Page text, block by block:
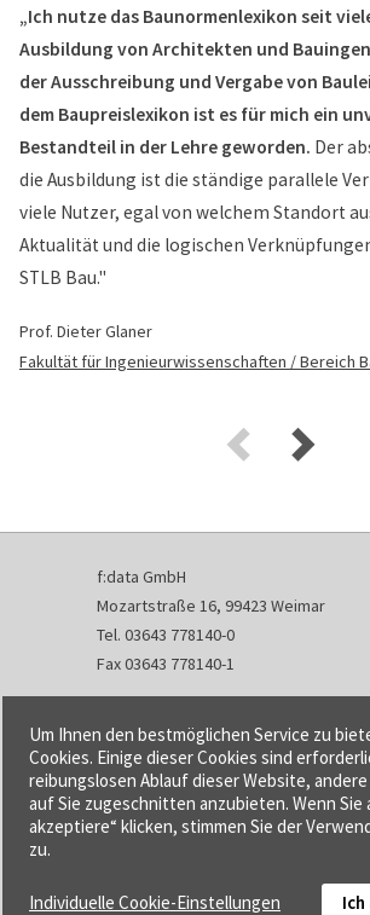
„Ich nutze das Baunormenlexikon seit
Ausbildung von Architekten und
der Ausschreibung und Vergabe von
dem Baupreislexikon ist es für mich ein
Bestandteil in der Lehre geworden. Der
die Ausbildung ist die ständige parallele
viele Nutzer, egal von welchem Standort
Aktualität und die logischen
STLB Bau."
Prof. Dieter Glaner
Fakultät für Ingenieurwissenschaften / Bereich
f:data GmbH
Mozartstraße 16, 99423 Weimar
Tel. 03643 778140-0
Fax 03643 778140-1
info@fdata.de
Kontakt
Impressum
Datenschutzerklärung
Urheberrecht und Haftung
Cookie-Einstellungen
Um Ihnen den bestmöglichen Service zu
Cookies. Einige dieser Cookies sind
reibungslosen Ablauf dieser Website,
auf Sie zugeschnitten anzubieten. Wenn Sie
akzeptiere“ klicken, stimmen Sie der
zu.
Individuelle Cookie-Einstellungen